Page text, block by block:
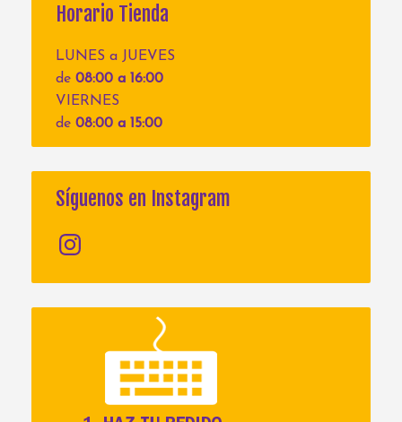
Horario Tienda
LUNES a JUEVES
de 08:00 a 16:00
VIERNES
de 08:00 a 15:00
Síguenos en Instagram